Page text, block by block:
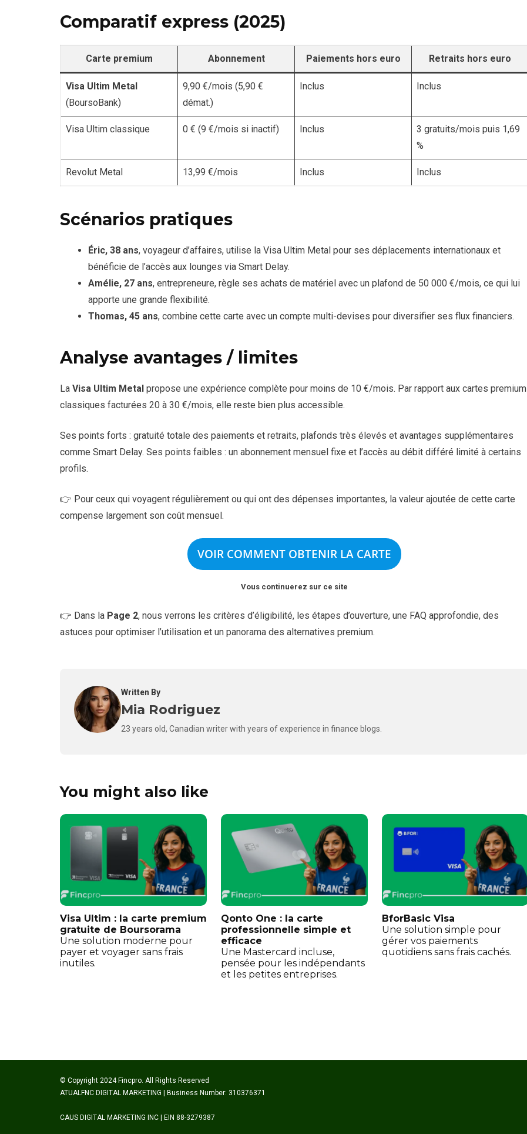
Comparatif express (2025)
Carte premium Abonnement Paiements hors euro Retraits hors euro
Visa Ultim Metal
(BoursoBank)
9,90 €/mois (5,90 €
démat.)
Inclus Inclus
Visa Ultim classique 0 € (9 €/mois si inactif) Inclus
3 gratuits/mois puis 1,69
%
Revolut Metal 13,99 €/mois Inclus Inclus
Scénarios pratiques
Éric, 38 ans, voyageur d’affaires, utilise la Visa Ultim Metal pour ses déplacements internationaux et
bénéficie de l’accès aux lounges via Smart Delay.
Amélie, 27 ans, entrepreneure, règle ses achats de matériel avec un plafond de 50 000 €/mois, ce qui lui
apporte une grande flexibilité.
Thomas, 45 ans, combine cette carte avec un compte multi-devises pour diversifier ses flux financiers.
Analyse avantages / limites
La Visa Ultim Metal propose une expérience complète pour moins de 10 €/mois. Par rapport aux cartes premium
classiques facturées 20 à 30 €/mois, elle reste bien plus accessible.
Ses points forts : gratuité totale des paiements et retraits, plafonds très élevés et avantages supplémentaires
comme Smart Delay. Ses points faibles : un abonnement mensuel fixe et l’accès au débit différé limité à certains
profils.
👉 Pour ceux qui voyagent régulièrement ou qui ont des dépenses importantes, la valeur ajoutée de cette carte
compense largement son coût mensuel.
VOIR COMMENT OBTENIR LA CARTE
Vous continuerez sur ce site
👉 Dans la Page 2, nous verrons les critères d’éligibilité, les étapes d’ouverture, une FAQ approfondie, des
astuces pour optimiser l’utilisation et un panorama des alternatives premium.
Written By
Mia Rodriguez
23 years old, Canadian writer with years of experience in finance blogs.
You might also like
Visa Ultim : la carte premium
gratuite de Boursorama
Une solution moderne pour
payer et voyager sans frais
inutiles.
Qonto One : la carte
professionnelle simple et
efficace
Une Mastercard incluse,
pensée pour les indépendants
et les petites entreprises.
BforBasic Visa
Une solution simple pour
gérer vos paiements
quotidiens sans frais cachés.
© Copyright 2024 Fincpro. All Rights Reserved
ATUALFNC DIGITAL MARKETING | Business Number: 310376371
CAUS DIGITAL MARKETING INC | EIN 88-3279387